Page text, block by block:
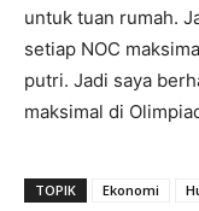
untuk tuan rumah.
setiap NOC
putri. Jadi saya
maksimal di
TOPIK Ekonomi